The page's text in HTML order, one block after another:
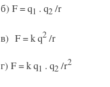
б) F = q1 . q2 /r
в) F = k q2
г) F = k q1 . q2 /r2